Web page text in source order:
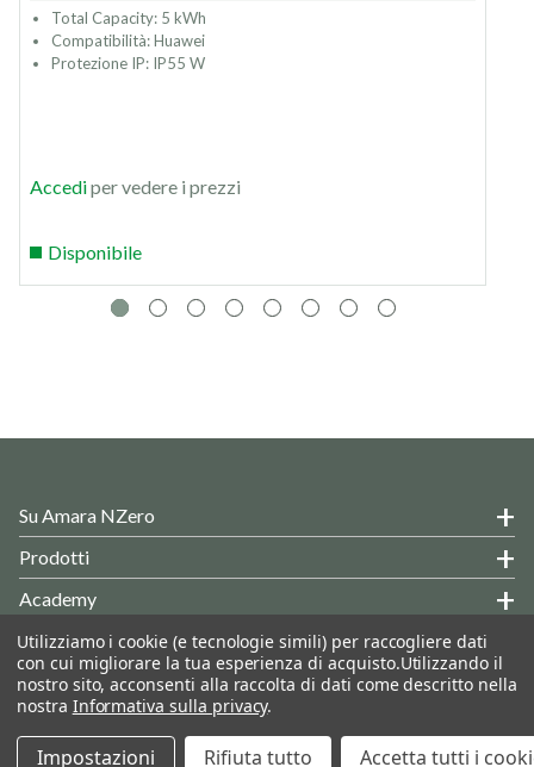
Total Capacity: 5 kWh
Compatibilità: Huawei
Protezione IP: IP55 W
Accediper vedere i prezzi
Disponibile
Su Amara NZero
Prodotti
Academy
Hai Delle Domande?
Informazioni Generali
© 2026 AMARA NET ZERO SRL - B2B Store Seguiteci:
Utilizziamo i cookie (e tecnologie simili) per raccogliere dati
con cui migliorare la tua esperienza di acquisto.Utilizzando il
nostro sito, acconsenti alla raccolta di dati come descritto nella
nostra Informativa sulla privacy.
Impostazioni Rifiuta tutto Accetta tutti i